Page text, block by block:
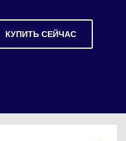
процессоров.
КУПИТЬ СЕЙЧАС